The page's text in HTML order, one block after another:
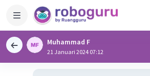
Muhammad F
21 Januari 2024 07:12